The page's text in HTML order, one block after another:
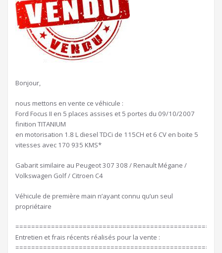
Bonjour,
nous mettons en vente ce véhicule :
Ford Focus II en 5 places assises et 5 portes du 09/10/2007
finition TITANIUM
en motorisation 1.8 L diesel TDCi de 115CH et 6 CV en boite 5
vitesses avec 170 935 KMS*
Gabarit similaire au Peugeot 307 308 / Renault Mégane /
Volkswagen Golf / Citroen C4
Véhicule de première main n’ayant connu qu’un seul
propriétaire
Entretien et frais récents réalisés pour la vente :